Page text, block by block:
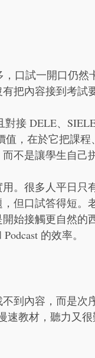
，口試一開口仍
把內容接到考試
接 DELE、
值，在於它把課
不是讓學生自己拼
。很多人平日只
但口試答得短。
始接觸更自然的
的效率。
到內容，而是次
速教材，聽力又